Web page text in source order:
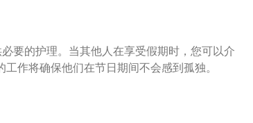
要的护理。当其他人在享受假期时，您可以介
作将确保他们在节日期间不会感到孤独。